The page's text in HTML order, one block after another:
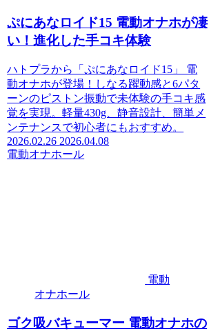
ぷにあなロイド15 電動オナホが凄
い！進化した手コキ体験
ハトプラから「ぷにあなロイド15」 電
動オナホが登場！しなる躍動感と6パタ
ーンのピストン振動で未体験の手コキ感
覚を実現。軽量430g、静音設計、簡単メ
ンテナンスで初心者にもおすすめ。
2026.02.26 2026.04.08
電動オナホール
電動
オナホール
ゴク吸バキューマー 電動オナホの